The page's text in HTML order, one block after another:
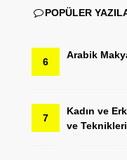
POPÜLER
6
Arabik
7
Kadın ve
ve Teknikleri